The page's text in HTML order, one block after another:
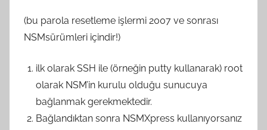
e
ö
k
e
(bu parola resetleme işlermi 2007 ve sonrası
NSMsürümleri içindir!)
ilk olarak SSH ile (örneğin putty kullanarak) root
olarak NSM’in kurulu olduğu sunucuya
bağlanmak gerekmektedir.
Bağlandıktan sonra NSMXpress kullanıyorsanız